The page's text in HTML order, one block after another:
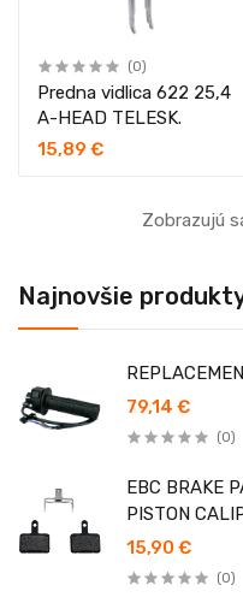
Najnovšie
79,14 €
(0)
EBC BRAKE
PISTON
15,90 €
(0)
(0)
Predna vidlica 622 25,4
A-HEAD TELESK.
15,89 €
Zobrazujú